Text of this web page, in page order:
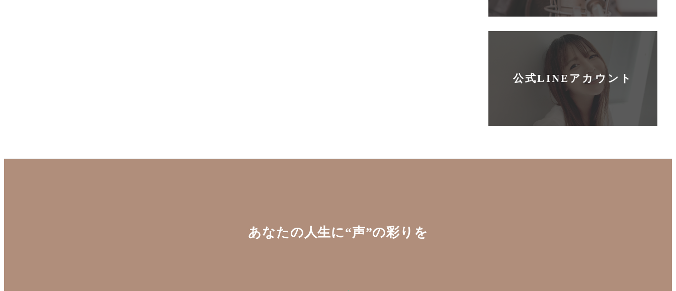
公式LINEアカウント
あなたの人生に“声”の彩りを